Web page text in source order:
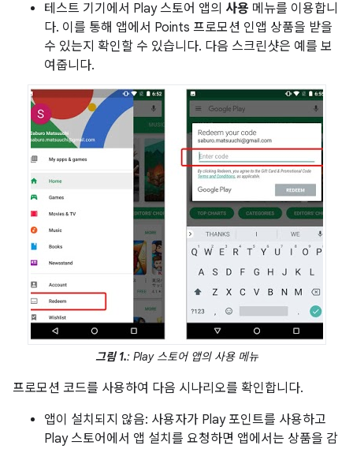
테스트 기기에서 Play 스토어 앱의 사용 메뉴를 이용합니
다. 이를 통해 앱에서 Points 프로모션 인앱 상품을 받을
수 있는지 확인할 수 있습니다. 다음 스크린샷은 예를 보
여줍니다.
그림 1.: Play 스토어 앱의 사용 메뉴
프로모션 코드를 사용하여 다음 시나리오를 확인합니다.
앱이 설치되지 않음: 사용자가 Play 포인트를 사용하고
Play 스토어에서 앱 설치를 요청하면 앱에서는 상품을 감